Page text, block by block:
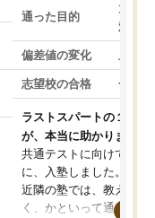
通った目的
大学
対策
偏差値の変化 上が
志望校の合格 合格
ラストスパートの１か月
が、本当に助かりました
共通テストに向けての追
に、入塾しました。田舎
近隣の塾では、教えても
く、かといって通うには